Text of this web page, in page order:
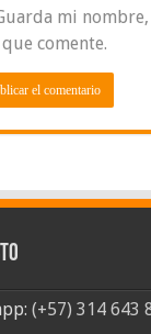
mi
comente.
(+57) 314 643